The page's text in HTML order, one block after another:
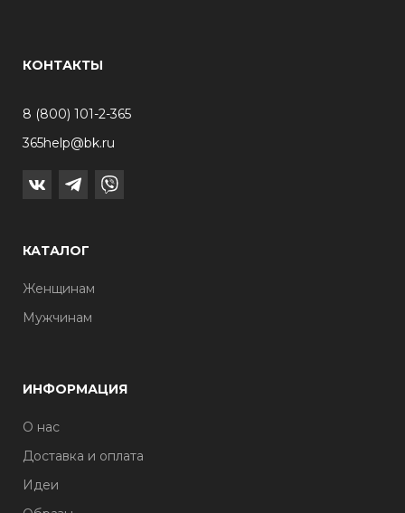
КОНТАКТЫ
8 (800) 101-2-365
365help@bk.ru
КАТАЛОГ
Женщинам
Мужчинам
ИНФОРМАЦИЯ
О нас
Доставка и оплата
Идеи